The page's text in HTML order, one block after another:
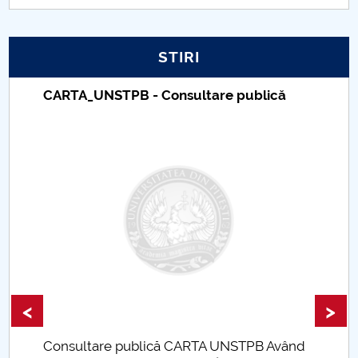
Hotărâri Senat UNSTPB din 6 septembrie 2023
Hotărâri Senat UNSTPB din 8 septembrie 2023
Hotărâri Senat UNSTPB din 21 septembrie 2023
Hotărâri Senat UNSTPB din 3 octombrie 2023
Hotărâri Senat UNSTPB din 19 octombrie 2023
Hotărâri Senat UNSTPB din 26 octombrie 2023
STIRI
Taxe de școlarizare indexate – Centrul
< >